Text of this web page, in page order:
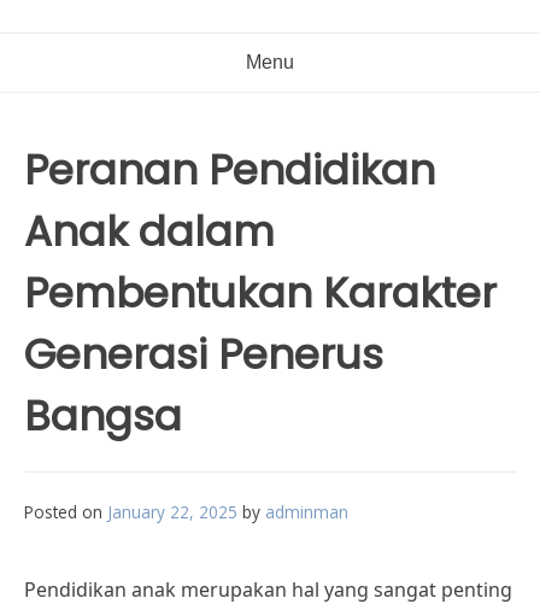
Menu
Peranan Pendidikan
Anak dalam
Pembentukan Karakter
Generasi Penerus
Bangsa
Posted on January 22, 2025 by adminman
Pendidikan anak merupakan hal yang sangat penting